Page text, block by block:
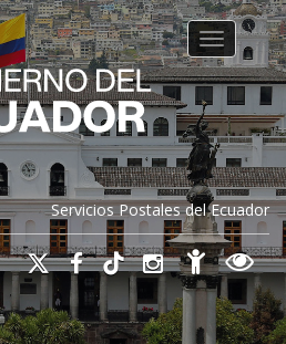
Servicios Postales del Ecuador
Toggle